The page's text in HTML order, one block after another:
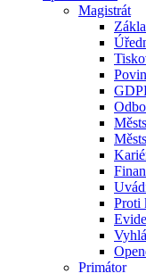
Magistrát
Proti
Primátor